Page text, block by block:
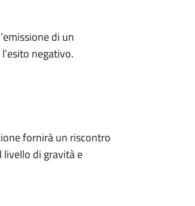
di un
negativo.
fornirà un riscontro
di gravità e